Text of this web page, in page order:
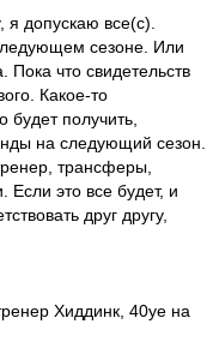
я допускаю все(с).
сезоне. Или
Пока что свидетельств
Какое-то
будет получить,
на следующий сезон.
трансферы,
Если это все будет, и
друг другу,
Хиддинк, 40уе на